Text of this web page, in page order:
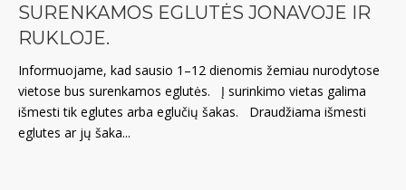
SURENKAMOS EGLUTĖS JONAVOJE IR
RUKLOJE.
Informuojame, kad sausio 1–12 dienomis žemiau nurodytose
vietose bus surenkamos eglutės. Į surinkimo vietas galima
išmesti tik eglutes arba eglučių šakas. Draudžiama išmesti
eglutes ar jų šaka...